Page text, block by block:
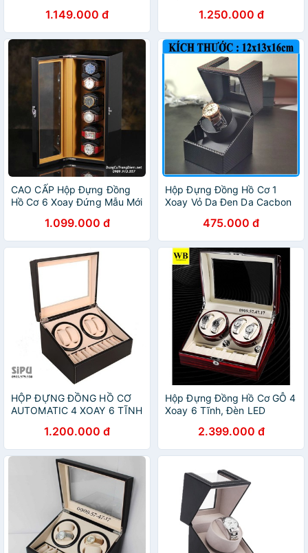
đồng hồ cơ1.149.000 đ 1.250.000 đ
CAO CẤP Hộp Đựng Đồng
Hồ Cơ 6 Xoay Đứng Mẫu Mới
1.099.000 đ
Hộp Đựng Đồng Hồ Cơ 1
Xoay Vỏ Da Đen Da Cacbon
475.000 đ
HỘP ĐỰNG ĐỒNG HỒ CƠ
AUTOMATIC 4 XOAY 6 TĨNH
1.200.000 đ
Hộp Đựng Đồng Hồ Cơ GỖ 4
Xoay 6 Tĩnh, Đèn LED
2.399.000 đ